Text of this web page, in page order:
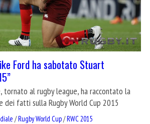
Ford ha sabotato Stuart
tornato al rugby league, ha raccontato la
dei fatti sulla Rugby World Cup 2015
/Rugby World Cup/RWC 2015